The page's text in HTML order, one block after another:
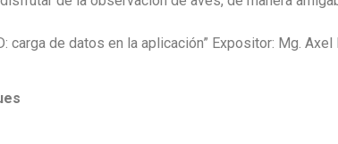
de datos en la aplicación” Expositor: Mg. Axel